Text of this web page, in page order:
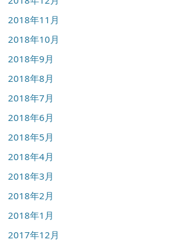
2018年11月
2018年10月
2018年9月
2018年8月
2018年7月
2018年6月
2018年5月
2018年4月
2018年3月
2018年2月
2018年1月
2017年12月